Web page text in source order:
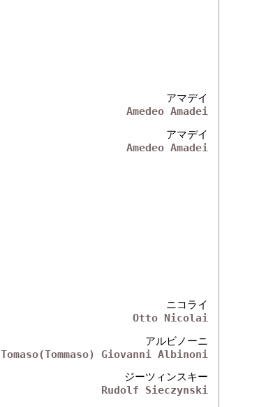
アマデイ
Amedeo Amadei
アマデイ
Amedeo Amadei
ニコライ
Otto Nicolai
アルビノーニ
Tomaso(Tommaso) Giovanni Albinoni
ジーツィンスキー
Rudolf Sieczynski